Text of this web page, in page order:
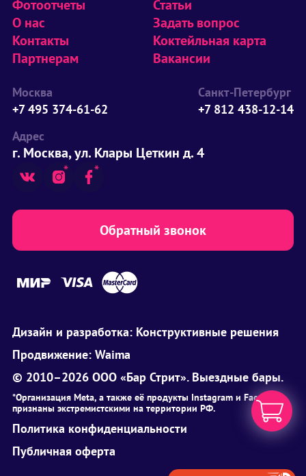
Фотоотчеты
О нас
Контакты
Партнерам
Статьи
Задать вопрос
Коктейльная карта
Вакансии
Москва
+7 495 374-61-62
Санкт-Петербург
+7 812 438-12-14
Адрес
г. Москва, ул. Клары Цеткин д. 4
Обратный звонок
Дизайн и разработка: Конструктивные решения
Продвижение: Waima
© 2010–2026 ООО «Бар Стрит». Выездные бары.
*Организация Meta, а также её продукты Instagram и Facebook
признаны экстремистскими на территории РФ.
Политика конфиденциальности
Публичная оферта